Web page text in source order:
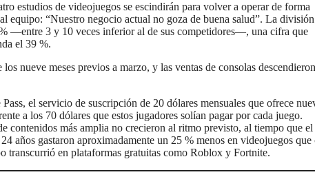
estudios de videojuegos se escindirán para volver a operar de forma
equipo: “Nuestro negocio actual no goza de buena salud”. La
—entre 3 y 10 veces inferior al de sus competidores—, una cifra que
el 39 %.
nueve meses previos a marzo, y las ventas de consolas
el servicio de suscripción de 20 dólares mensuales que ofrece
a los 70 dólares que estos jugadores solían pagar por cada juego.
contenidos más amplia no crecieron al ritmo previsto, al tiempo que el
años gastaron aproximadamente un 25 % menos en videojuegos que
transcurrió en plataformas gratuitas como Roblox y Fortnite.